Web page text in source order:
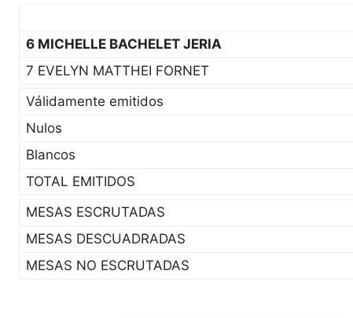
6 MICHELLE BACHELET JERIA
7 EVELYN MATTHEI FORNET
Válidamente emitidos
Nulos
Blancos
TOTAL EMITIDOS
MESAS ESCRUTADAS
MESAS DESCUADRADAS
MESAS NO ESCRUTADAS